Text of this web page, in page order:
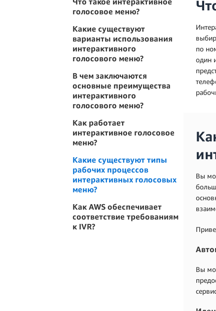
голосовое меню?
Какие существуют
варианты использования
интерактивного
голосового меню?
В чем заключаются
основные преимущества
интерактивного
голосового меню?
Как работает
интерактивное голосовое
меню?
Какие существуют типы
рабочих процессов
интерактивных голосовых
меню?
Как AWS обеспечивает
соответствие требованиям
к IVR?
по
один
Вы
Вы